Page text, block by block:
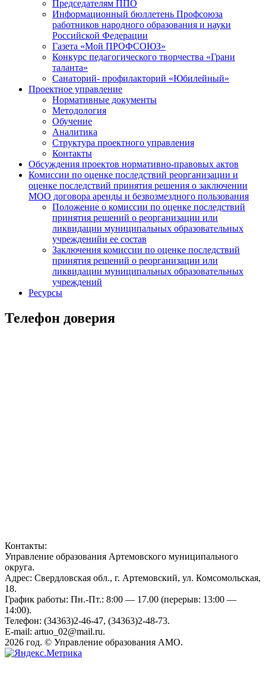
Председателям ППО
Информационный бюллетень Профсоюза
работников народного образования и науки
Российской Федерации
Газета «Мой ПРОФСОЮЗ»
Конкурс педагогического творчества «Грани
таланта»
Санаторий- профилакторий «Юбилейный»
Проектное управление
Нормативные документы
Методология
Обучение
Аналитика
Структура проектного управления
Контакты
Обсуждения проектов нормативно-правовых актов
Комиссии по оценке последствий реорганизации и
оценке последствий принятия решения о заключении
МОО договора аренды и безвозмездного пользования
Положение о комиссии по оценке последствий
принятия решений о реорганизации или
ликвидации муниципальных образовательных
учрежденийи ее состав
Заключения комиссии по оценке последствий
принятия решений о реорганизации или
ликвидации муниципальных образовательных
учреждений
Ресурсы
Телефон доверия
Контакты:
Управление образования Артемовского муниципального
округа.
Адрес: Свердловская обл., г. Артемовский, ул. Комсомольская,
18.
График работы: Пн.-Пт.: 8:00 — 17.00 (перерыв: 13:00 —
14:00).
Телефон: (34363)2-46-47, (34363)2-48-73.
E-mail: artuo_02@mail.ru.
2026 год. © Управление образования АМО.